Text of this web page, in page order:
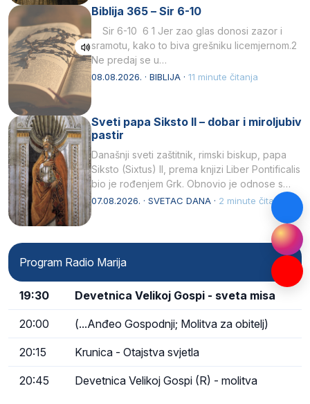
Biblija 365 – Sir 6-10
Sir 6-10 6 1 Jer zao glas donosi zazor i
sramotu, kako to biva grešniku licemjernom.2
Ne predaj se u…
08.08.2026. · BIBLIJA · 11 minute čitanja
Sveti papa Siksto II – dobar i miroljubiv
pastir
Današnji sveti zaštitnik, rimski biskup, papa
Siksto (Sixtus) II, prema knjizi Liber Pontificalis
bio je rođenjem Grk. Obnovio je odnose s
afričkim…
07.08.2026. · SVETAC DANA · 2 minute čitanja
Program Radio Marija
19:30 Devetnica Velikoj Gospi - sveta misa
20:00 (...Anđeo Gospodnji; Molitva za obitelj)
20:15 Krunica - Otajstva svjetla
20:45 Devetnica Velikoj Gospi (R) - molitva